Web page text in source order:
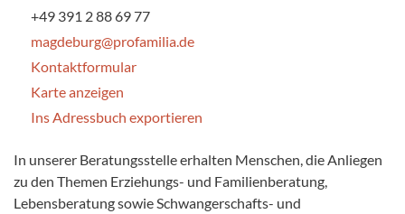
+49 391 2 88 69 77
magdeburg@profamilia.de
Kontaktformular
Karte anzeigen
Ins Adressbuch exportieren
In unserer Beratungsstelle erhalten Menschen, die Anliegen
zu den Themen Erziehungs- und Familienberatung,
Lebensberatung sowie Schwangerschafts- und